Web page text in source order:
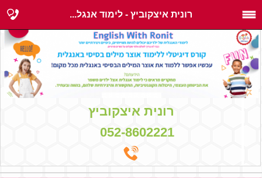
רונית איצקוביץ - לימוד אנגל...
רונית איצקוביץ
052-8602221